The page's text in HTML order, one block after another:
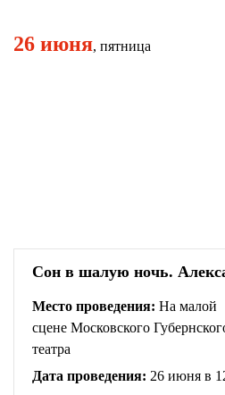
26 июня, пятница
Сон в шалую ночь.
Место проведения: На малой
сцене Московского
театра
Дата проведения: 26 июня в